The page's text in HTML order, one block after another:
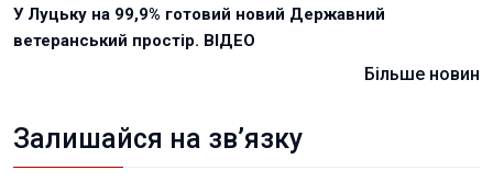
У Луцьку на 99,9% готовий новий Державний
ветеранський простір. ВІДЕО
Більше новин
Залишайся на зв’язку